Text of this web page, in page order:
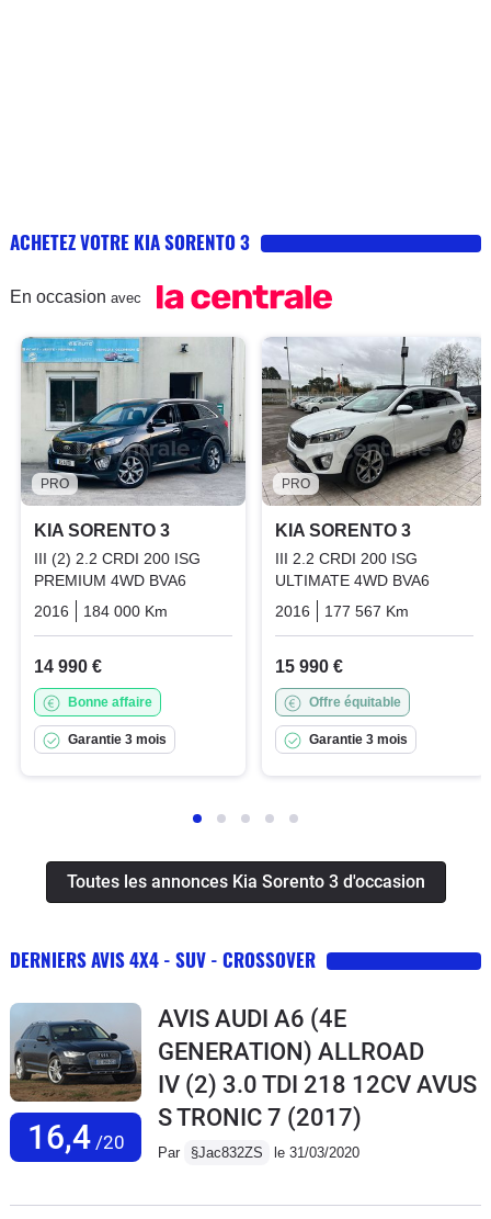
ACHETEZ VOTRE KIA SORENTO 3
En occasion avec
PRO
KIA SORENTO 3
III (2) 2.2 CRDI 200 ISG
PREMIUM 4WD BVA6
2016
184 000 Km Diesel
14 990 €
Bonne affaire
Garantie 3 mois
PRO
KIA SORENTO 3
III 2.2 CRDI 200 ISG
ULTIMATE 4WD BVA6
2016
177 567 Km
15 990 €
Offre équitable
Garantie 3 mois
Toutes les annonces Kia Sorento 3 d'occasion
DERNIERS AVIS 4X4 - SUV - CROSSOVER
16,4/20
AVIS AUDI A6 (4E
GENERATION) ALLROAD
IV (2) 3.0 TDI 218 12CV AVUS
S TRONIC 7 (2017)
Par §Jac832ZS le 31/03/2020